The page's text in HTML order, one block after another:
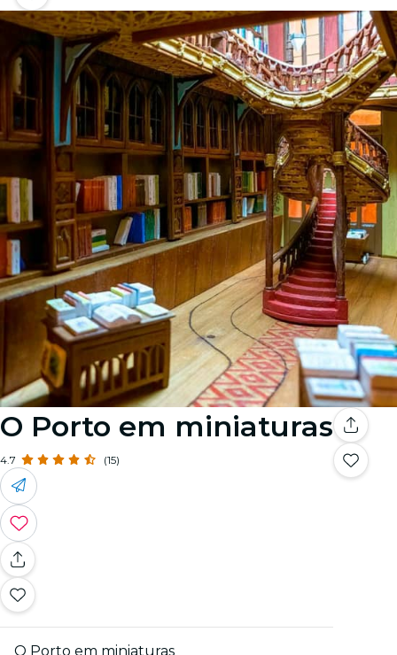
O Porto em miniaturas
4.7 (15)
O Porto em miniaturas